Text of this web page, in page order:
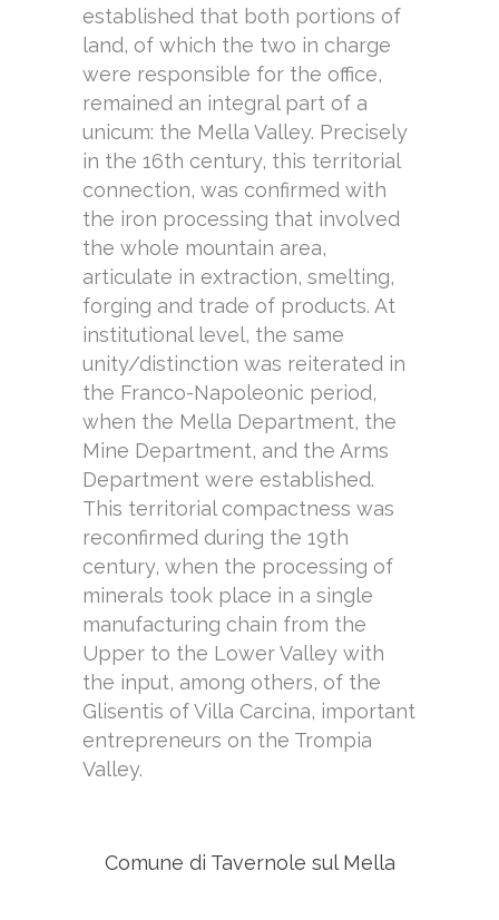
established that both portions of
land, of which the two in charge
were responsible for the office,
remained an integral part of a
unicum: the Mella Valley. Precisely
in the 16th century, this territorial
connection, was confirmed with
the iron processing that involved
the whole mountain area,
articulate in extraction, smelting,
forging and trade of products. At
institutional level, the same
unity/distinction was reiterated in
the Franco-Napoleonic period,
when the Mella Department, the
Mine Department, and the Arms
Department were established.
This territorial compactness was
reconfirmed during the 19th
century, when the processing of
minerals took place in a single
manufacturing chain from the
Upper to the Lower Valley with
the input, among others, of the
Glisentis of Villa Carcina, important
entrepreneurs on the Trompia
Valley.
Comune di Tavernole sul Mella